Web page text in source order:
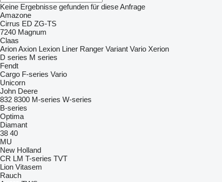
Keine Ergebnisse gefunden für diese Anfrage
Amazone
Cirrus ED ZG-TS
7240 Magnum
Claas
ArionAxion Lexion Liner Ranger Variant Vario Xerion
D series M series
Fendt
Cargo F-series Vario
Unicorn
John Deere
832 8300 M-series W-series
B-series
Optima
Diamant
38 40
MU
New Holland
CR LM T-series TVT
Lion Vitasem
Rauch